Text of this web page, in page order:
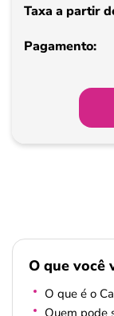
Pagamento
O que você
O que é o
Quem pode